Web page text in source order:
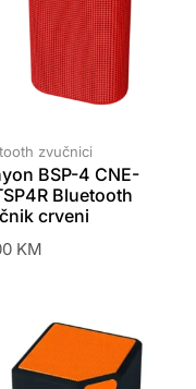
zvučnici
BSP-4 CNE-
Bluetooth
crveni
KM